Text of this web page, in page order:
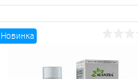
Новинка